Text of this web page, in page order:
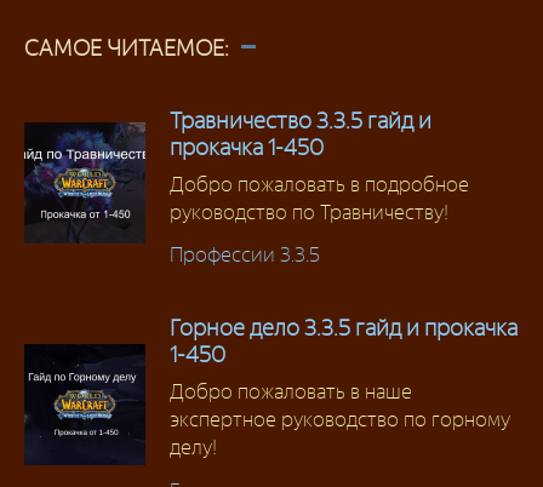
САМОЕ ЧИТАЕМОЕ:
Травничество 3.3.5 гайд и
прокачка 1-450
Добро пожаловать в подробное
руководство по Травничеству!
Профессии 3.3.5
Горное дело 3.3.5 гайд и прокачка
1-450
Добро пожаловать в наше
экспертное руководство по горному
делу!